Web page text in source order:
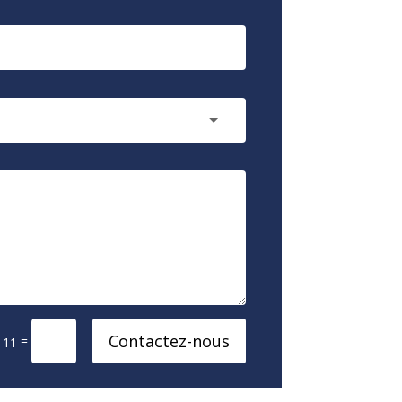
= Contactez-nous